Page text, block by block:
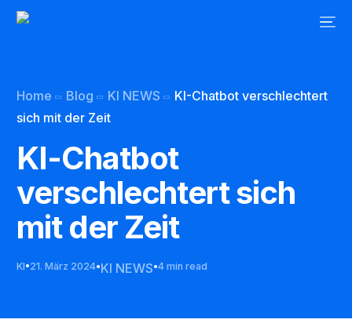
Home Blog KI NEWS
KI-Chatbot verschlechtert
sich mit der Zeit
KI-Chatbot
verschlechtert sich
mit der Zeit
KI 21. März 2024 KI NEWS 4 min read